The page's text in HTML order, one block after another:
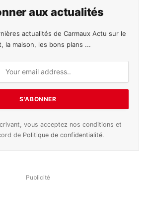
aux actualités
actualités de Carmaux Actu sur le
la maison, les bons plans ...
vous acceptez nos conditions et
de Politique de confidentialité.
Publicité